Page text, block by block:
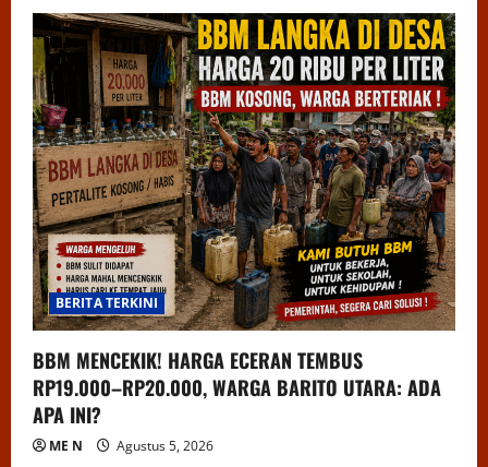
BERITA TERKINI
BBM MENCEKIK! HARGA ECERAN TEMBUS
RP19.000–RP20.000, WARGA BARITO UTARA: ADA
APA INI?
ME N Agustus 5, 2026